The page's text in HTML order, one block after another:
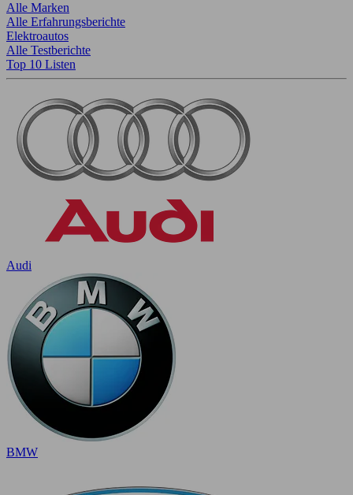
Alle Marken
Alle Erfahrungsberichte
Elektroautos
Alle Testberichte
Top 10 Listen
Audi
BMW